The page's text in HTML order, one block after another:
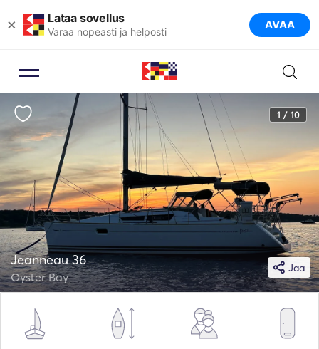
× Lataa sovellus
Varaa nopeasti ja helposti AVAA
1 / 10
Jaa
Jeanneau 36
Oyster Bay